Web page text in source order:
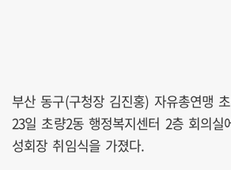
부산 동구(구청장 김진홍) 자유총연맹
23일 초량2동 행정복지센터 2층 회의실
성회장 취임식을 가졌다.